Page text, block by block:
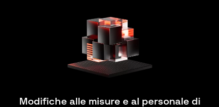
Modifiche alle misure e al personale di